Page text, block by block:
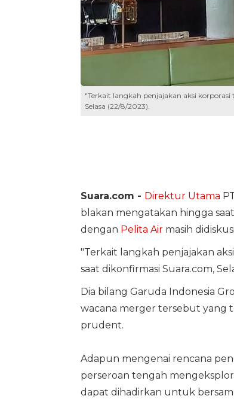
"Terkait langkah penjajakan aksi
Selasa (22/8/2023).
Suara.com - Direktur Utama
blakan mengatakan hingga
dengan Pelita Airmasih
"Terkait langkah penjajakan
saat dikonfirmasi Suara.com,
Dia bilang Garuda Indonesia
wacana merger tersebut yang
prudent.
Adapun mengenai rencana
perseroan tengah
dapat dihadirkan untuk